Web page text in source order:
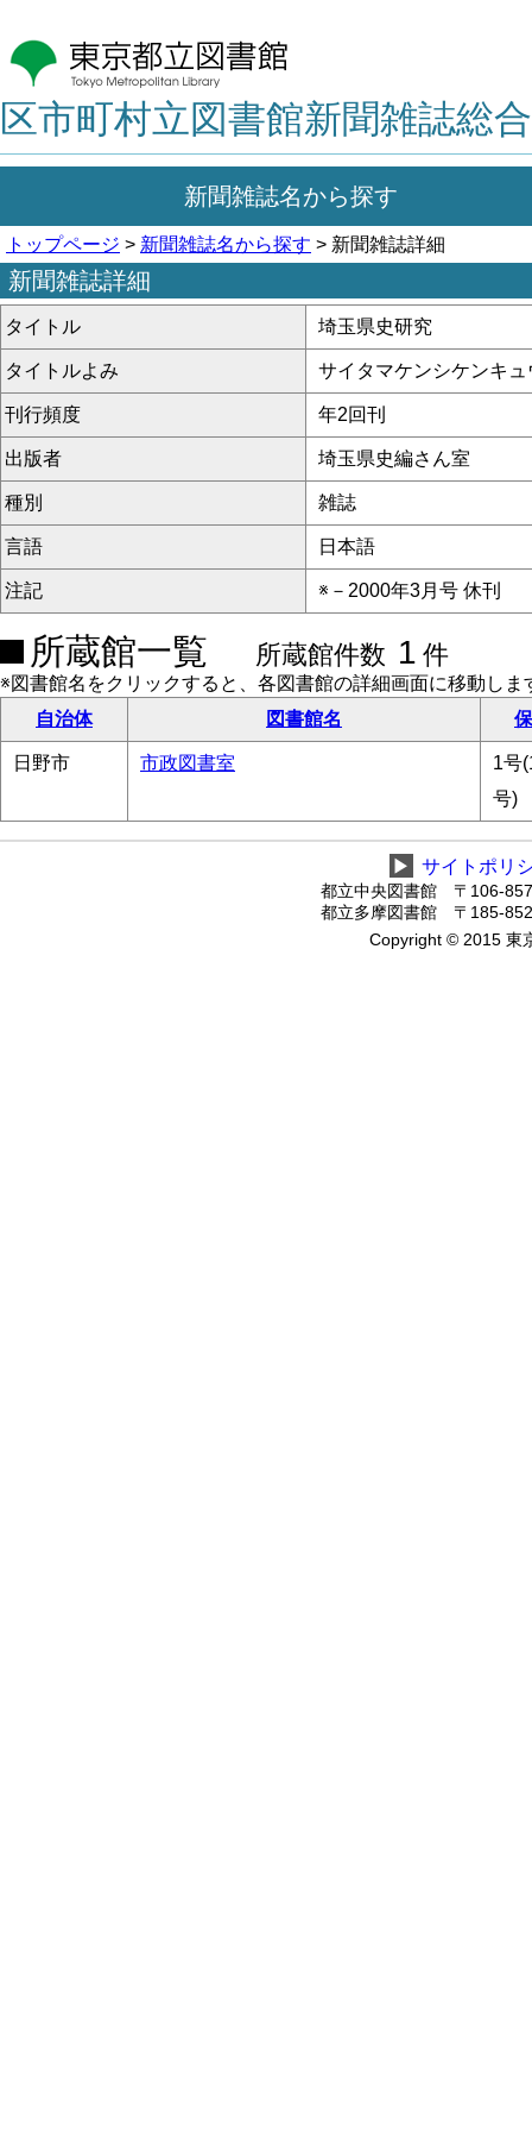
区市町村立図書館新聞雑誌総
新聞雑誌名から探す
トップページ > 新聞雑誌名から探す > 新聞雑誌詳細
新聞雑誌詳細
タイトル 埼玉県史研究
タイトルよみ サイタマケンシケンキュ
刊行頻度 年2回刊
出版者 埼玉県史編さん室
種別 雑誌
言語 日本語
注記 ※－2000年3月号 休刊
所蔵館一覧 所蔵館件数 1 件
※図書館名をクリックすると、各図書館の詳細画面に移動しま
自治体
図書館名
日野市 市政図書室
1号
号)
▶ サイトポリ
都立中央図書館 〒106-
都立多摩図書館 〒185-
Copyright © 2015 東